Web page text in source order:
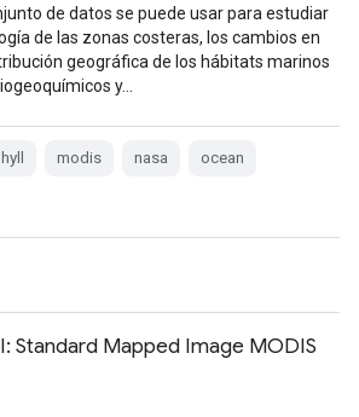
de datos se puede usar para estudiar
de las zonas costeras, los cambios en
geográfica de los hábitats marinos
y…
modis nasa ocean
Standard Mapped Image MODIS